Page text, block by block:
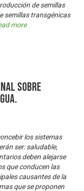
de semillas
semillas transgénicas
more
sobre
los sistemas
ser: saludable,
deben alejarse
que conducen las
causantes de la
que se proponen